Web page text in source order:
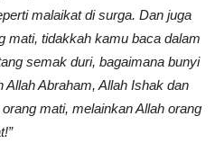
malaikat di surga. Dan juga
mati, tidakkah kamu baca dalam
semak duri, bagaimana bunyi
Abraham, Allah Ishak dan
mati, melainkan Allah orang